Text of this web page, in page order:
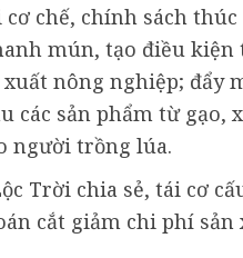
chế, chính sách
mún, tạo điều
nông nghiệp; đẩy
các sản phẩm từ gạo,
người trồng lúa.
Trời chia sẻ, tái cơ
cắt giảm chi phí sản